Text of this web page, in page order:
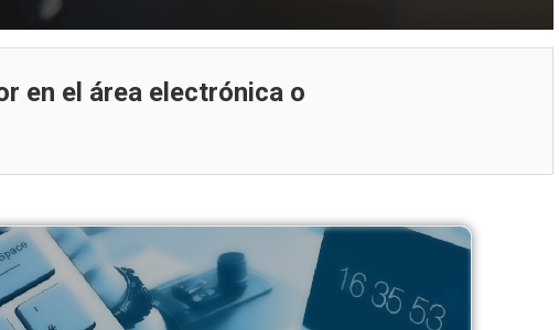
en el área electrónica o
a quién está dirigido y cuánto
Digital: Computación Básica y